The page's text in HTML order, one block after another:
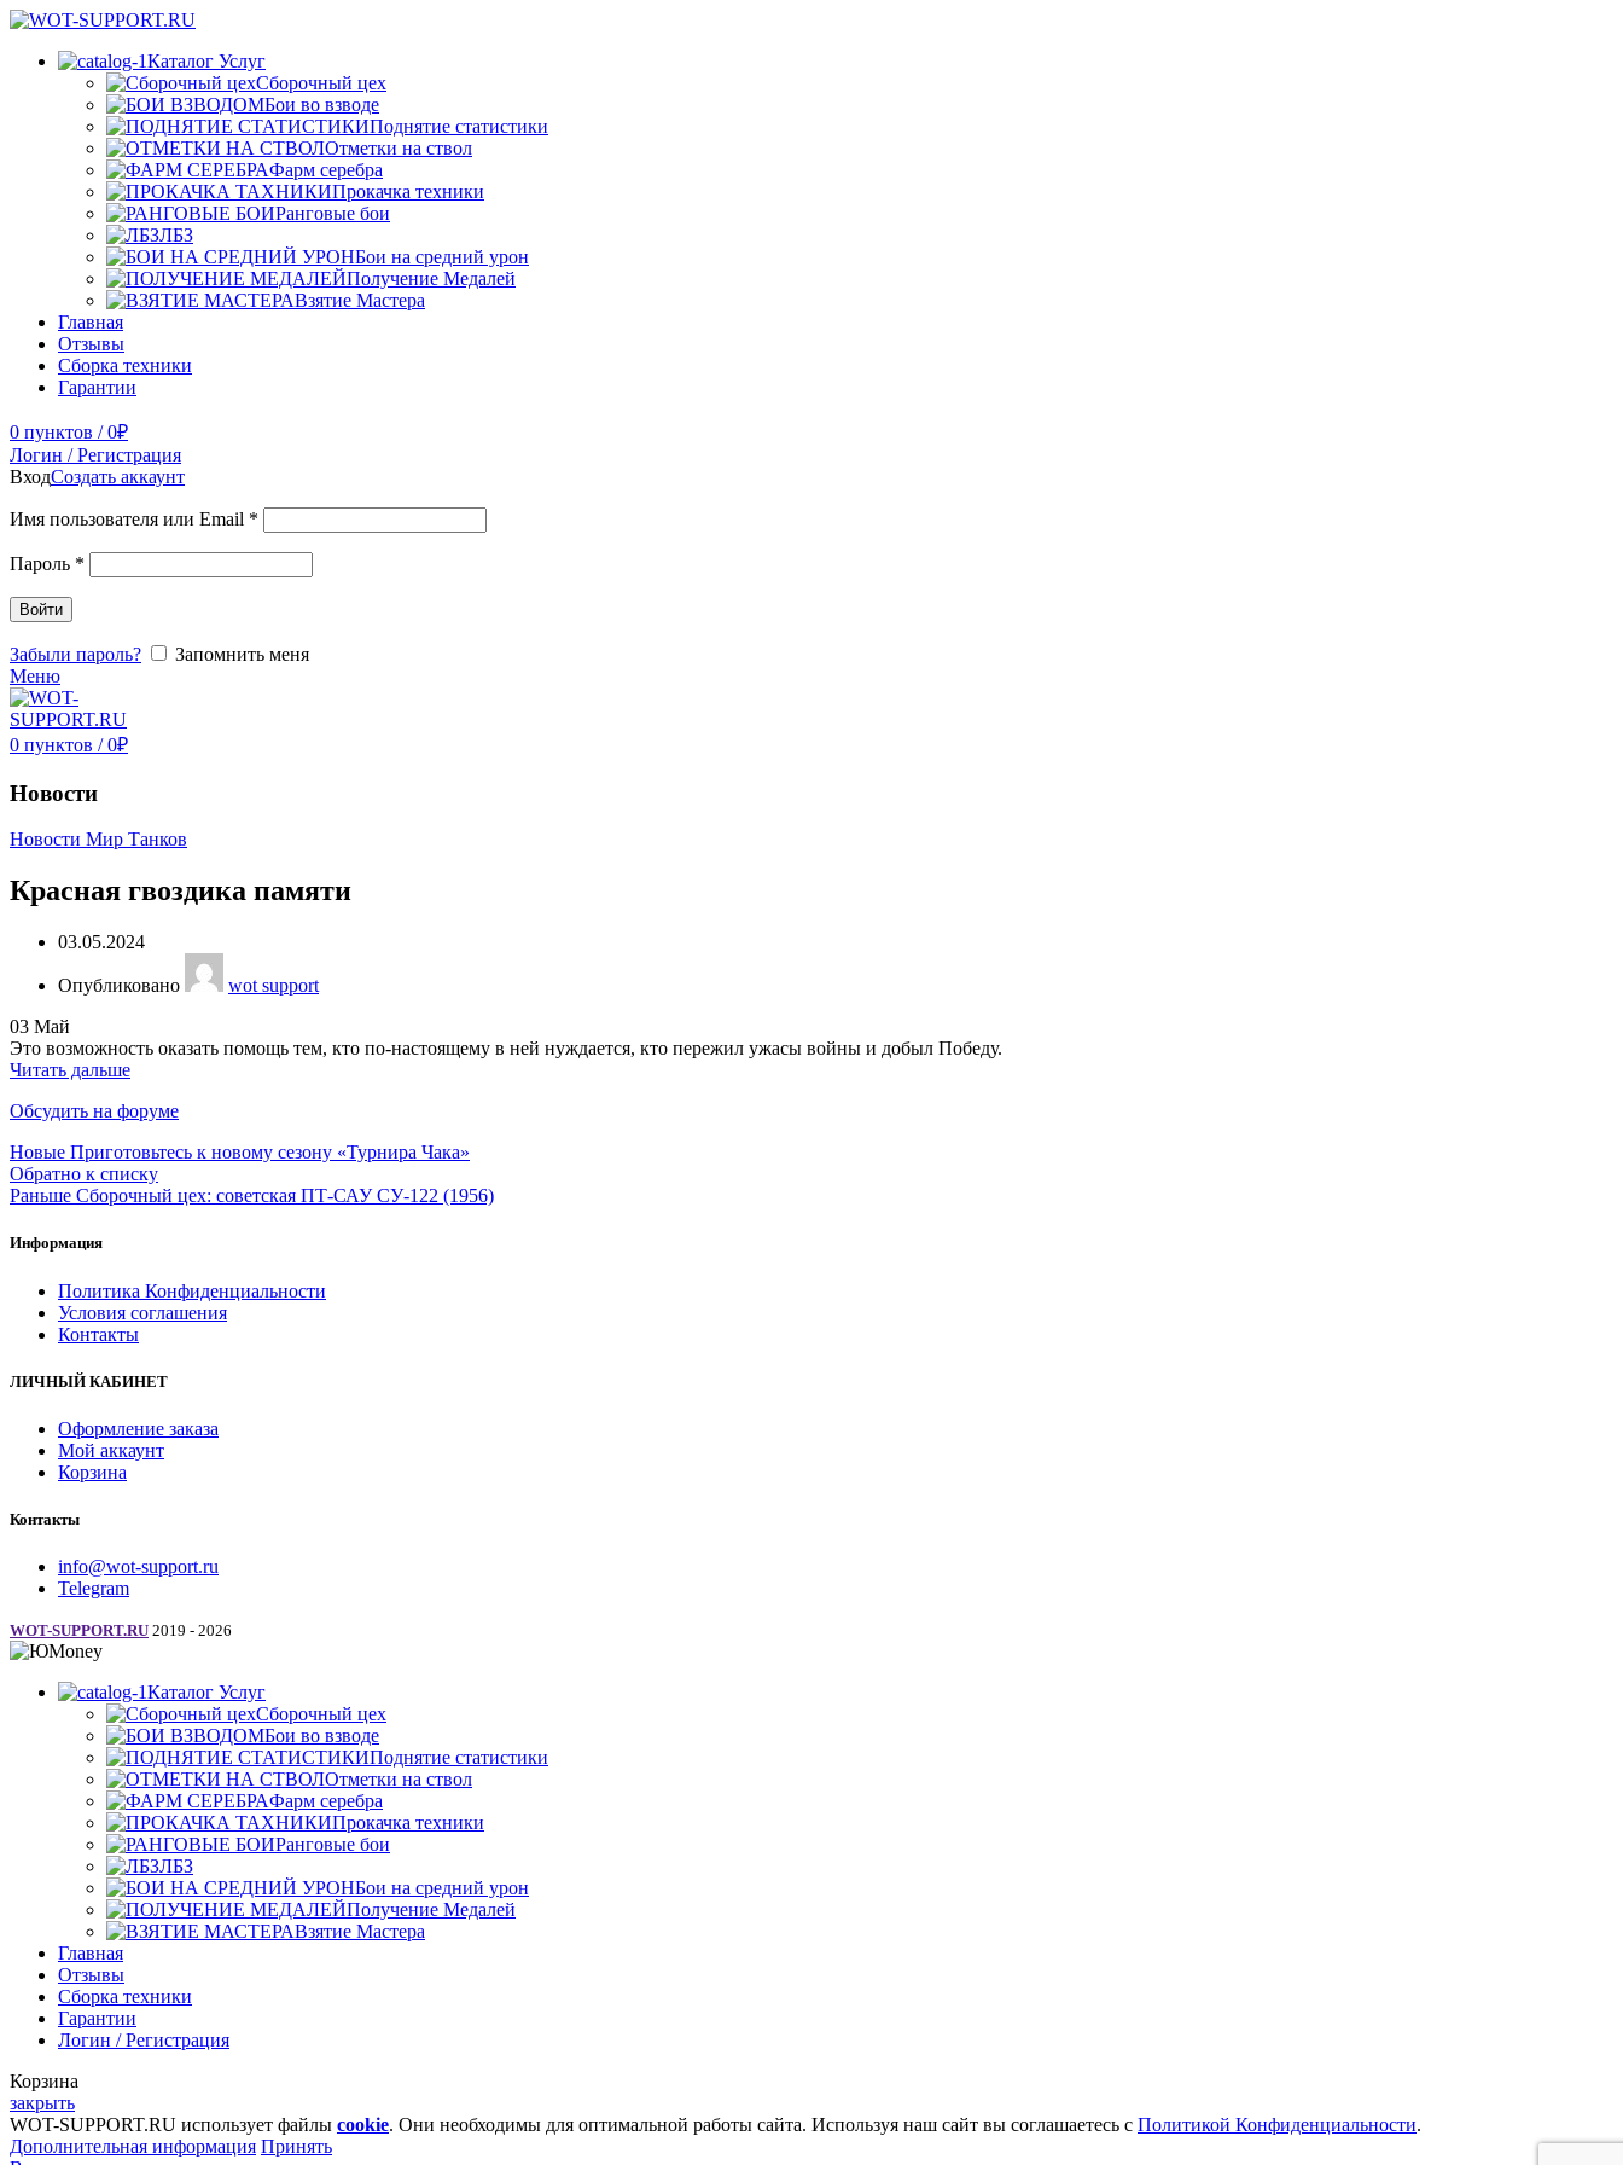
Каталог Услуг
Сборочный цех
Бои во взводе
Поднятие статистики
Отметки на ствол
Фарм серебра
Прокачка техники
Ранговые бои
ЛБЗ
Бои на средний урон
Получение Медалей
Взятие Мастера
Главная
Отзывы
Сборка техники
Гарантии
0 пунктов / 0₽
Логин / Регистрация
ВходСоздать аккаунт
Имя пользователя или Email *
Пароль *
Войти
Забыли пароль?
Запомнить меня
Меню
0 пунктов / 0₽
Новости
Новости Мир Танков
Красная гвоздика памяти
03.05.2024
Опубликовано
wot support
03 Май
Это возможность оказать помощь тем, кто по-настоящему в ней нуждается, кто пережил ужасы войны и добыл Победу.
Читать дальше
Обсудить на форуме
Новые Приготовьтесь к новому сезону «Турнира Чака»
Обратно к списку
Раньше Сборочный цех: советская ПТ-САУ СУ-122 (1956)
Информация
Политика Конфиденциальности
Условия соглашения
Контакты
ЛИЧНЫЙ КАБИНЕТ
Оформление заказа
Мой аккаунт
Корзина
Контакты
info@wot-support.ru
Telegram
WOT-SUPPORT.RU 2019 - 2026
Каталог Услуг
Сборочный цех
Бои во взводе
Поднятие статистики
Отметки на ствол
Фарм серебра
Прокачка техники
Ранговые бои
ЛБЗ
Бои на средний урон
Получение Медалей
Взятие Мастера
Главная
Отзывы
Сборка техники
Гарантии
Логин / Регистрация
Корзина
закрыть
WOT-SUPPORT.RU использует файлы cookie. Они необходимы для оптимальной работы сайта. Используя наш сайт вы соглашаетесь с Политикой Конфиденциальности.
Дополнительная информация Принять